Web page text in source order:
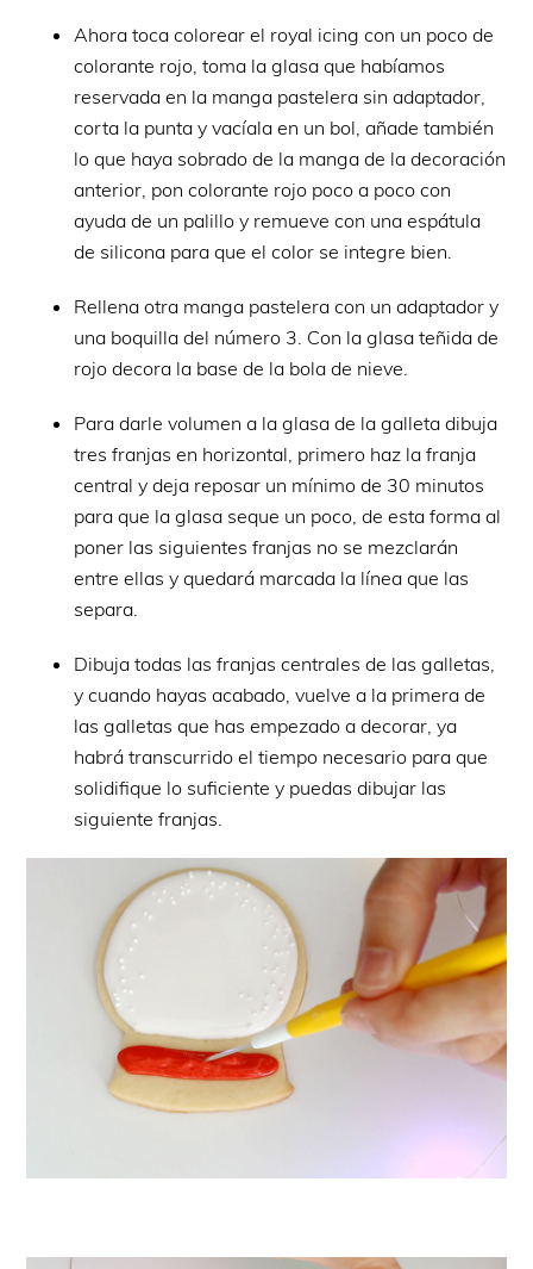
Ahora toca colorear el royal icing con un poco de
colorante rojo, toma la glasa que habíamos
reservada en la manga pastelera sin adaptador,
corta la punta y vacíala en un bol, añade también
lo que haya sobrado de la manga de la decoración
anterior, pon colorante rojo poco a poco con
ayuda de un palillo y remueve con una espátula
de silicona para que el color se integre bien.
Rellena otra manga pastelera con un adaptador y
una boquilla del número 3. Con la glasa teñida de
rojo decora la base de la bola de nieve.
Para darle volumen a la glasa de la galleta dibuja
tres franjas en horizontal, primero haz la franja
central y deja reposar un mínimo de 30 minutos
para que la glasa seque un poco, de esta forma al
poner las siguientes franjas no se mezclarán
entre ellas y quedará marcada la línea que las
separa.
Dibuja todas las franjas centrales de las galletas,
y cuando hayas acabado, vuelve a la primera de
las galletas que has empezado a decorar, ya
habrá transcurrido el tiempo necesario para que
solidifique lo suficiente y puedas dibujar las
siguiente franjas.